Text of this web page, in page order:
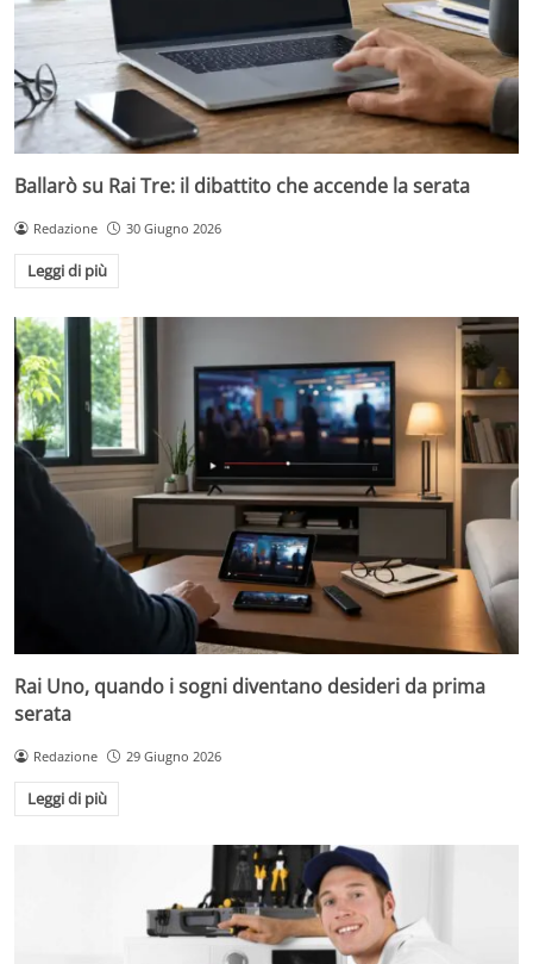
Ballarò su Rai Tre: il dibattito che accende la serata
Redazione 30 Giugno 2026
Leggi di più
Rai Uno, quando i sogni diventano desideri da prima
serata
Redazione 29 Giugno 2026
Leggi di più